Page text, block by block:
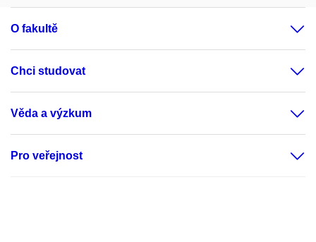
O fakultě
Chci studovat
Věda a výzkum
Pro veřejnost